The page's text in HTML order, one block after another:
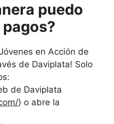
puedo
en Acción de
de Daviplata! Solo
de Daviplata
) o abre la